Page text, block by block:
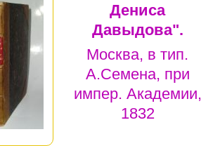
Дениса
Давыдова".
Москва, в тип.
А.Семена, при
импер. Академии,
1832